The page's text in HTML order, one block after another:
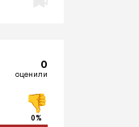
0
оценили
0%